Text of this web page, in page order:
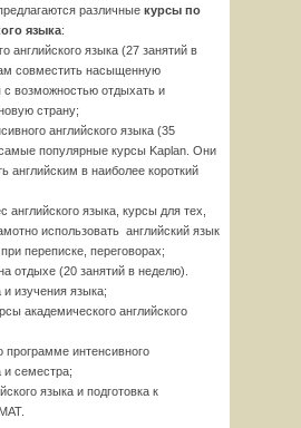
различные курсы по
языка:
языка (27 занятий в
совместить насыщенную
с возможностью отдыхать и
страну;
английского языка (35
популярные курсы Kaplan. Они
английским в наиболее короткий
языка, курсы для тех,
использовать английский язык
переписке, переговорах;
(20 занятий в неделю).
изучения языка;
английского
интенсивного
и семестра;
языка и подготовка к